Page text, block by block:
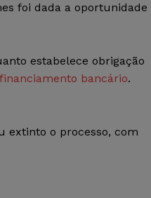
foi dada a oportunidade
estabelece obrigação
financiamento bancário.
extinto o processo, com